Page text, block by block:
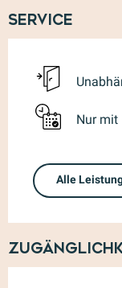
Service
Nur mit
Alle